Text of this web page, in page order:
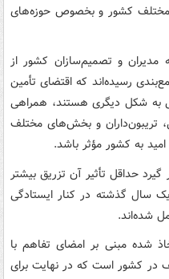
کشور و بخصوص حوزه‌های
و تصمیم‌سازان کشور از
رسیده‌اند که اقتضای تأمین
به شکل دیگری هستند، همراهی
تریبون‌داران و بخش‌های مختلف
به کشور مؤثر باشد.
حداقل تأثیر آن تزریق بیشتر
سال گذشته در کنار ایستادگی
شده‌اند.
شده مبنی بر امضای تفاهم با
در کشور است که در نهایت برای